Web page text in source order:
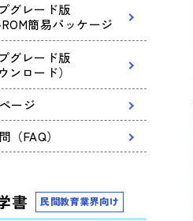
グレード版
簡易パッケージ
グレード版
ンロード）
ージ
（FAQ）
書 民間教育業界向け